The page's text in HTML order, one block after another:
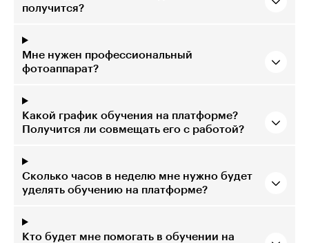
получится?
Мне нужен профессиональный
фотоаппарат?
Какой график обучения на платформе?
Получится ли совмещать его с работой?
Сколько часов в неделю мне нужно будет
уделять обучению на платформе?
Кто будет мне помогать в обучении на